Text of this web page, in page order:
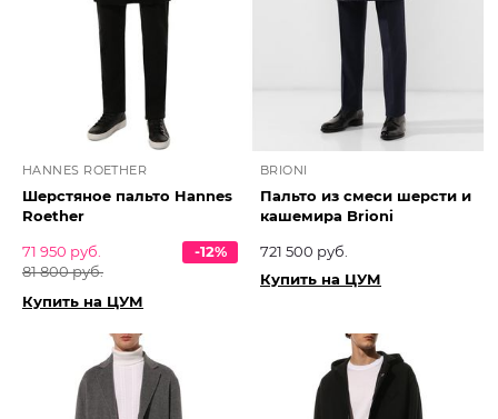
HANNES ROETHER
Шерстяное пальто Hannes
Roether
71 950 руб.
81 800 руб.
-12%
Купить на ЦУМ
BRIONI
Пальто из смеси шерсти и
кашемира Brioni
721 500 руб.
Купить на ЦУМ